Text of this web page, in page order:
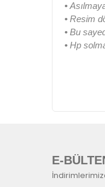
•
• Resim
• Bu
• Hp
E-